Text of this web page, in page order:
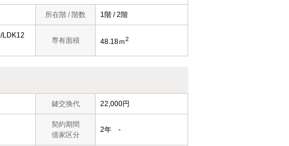
所在階 / 階数 1階 / 2階
LDK12
専有面積 48.18ｍ2
鍵交換代 22,000円
契約期間
借家区分
2年 -